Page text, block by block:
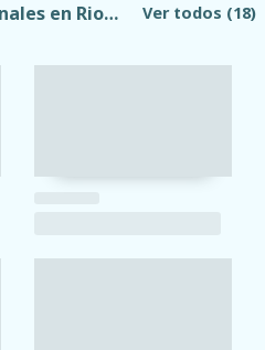
Gestores artesanales en Riobamba Ver todos (18)